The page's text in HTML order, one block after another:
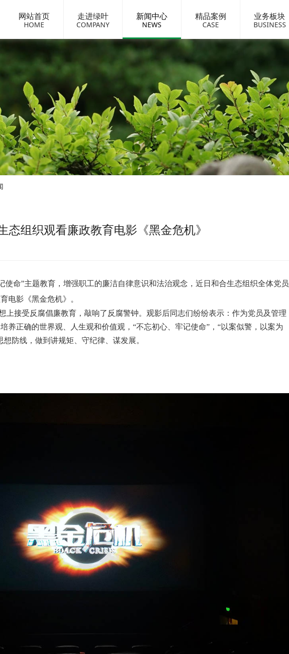
网站首页
HOME
走进绿叶
COMPANY
新闻中心
NEWS
精品案例
CASE
业务板块
BUSINESS
态组织观看廉政教育电影《黑金危机》
使命”主题教育，增强职工的廉洁自律意识和法治观念 ，近日和合生态组织全体党员
电影《黑金危机》。
接受反腐倡廉教育，敲响了反腐警钟。观影后同志们纷纷表示：作为党员及管理
养正确的世界观、人生观和价值观，“不忘初心、牢记使命”，“以案似警，以案为
防线，做到讲规矩、守纪律、谋发展。